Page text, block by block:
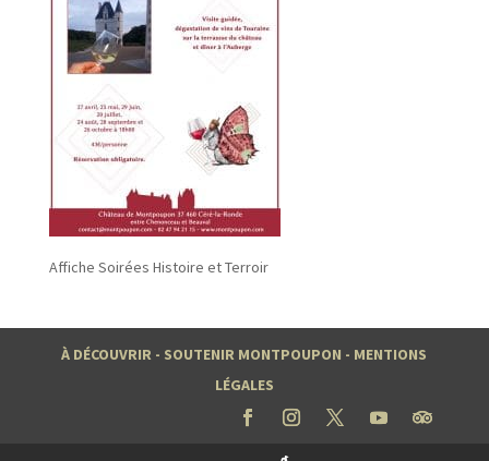
Affiche Soirées Histoire et Terroir
À DÉCOUVRIR - SOUTENIR MONTPOUPON - MENTIONS
LÉGALES